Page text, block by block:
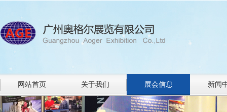
网站首页 关于我们 展会信息 新闻